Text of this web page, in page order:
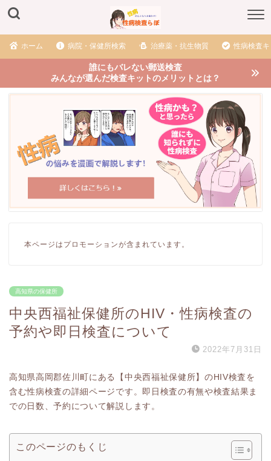
ホーム 病院・保健所検索 治療薬・抗生物質 性病検査
誰にもバレない郵送検査
みんなが選んだ検査キットのメリットとは？
本ページはプロモーションが含まれています。
高知県の保健所
中央西福祉保健所のHIV・性病検査の
予約や即日検査について
2022年7月31日
高知県高岡郡佐川町にある【中央西福祉保健所】のHIV検査を
含む性病検査の詳細ページです。即日検査の有無や検査結果ま
での日数、予約について解説します。
このページのもくじ